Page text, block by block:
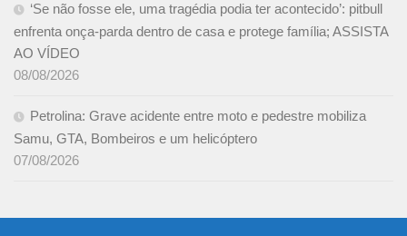
‘Se não fosse ele, uma tragédia podia ter acontecido’: pitbull
enfrenta onça-parda dentro de casa e protege família; ASSISTA
AO VÍDEO
08/08/2026
Petrolina: Grave acidente entre moto e pedestre mobiliza
Samu, GTA, Bombeiros e um helicóptero
07/08/2026